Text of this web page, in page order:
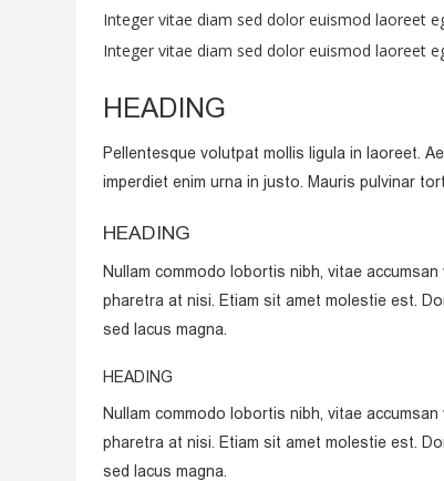
Integer vitae diam sed dolor euismod laoreet
Integer vitae diam sed dolor euismod laoreet
HEADING
Pellentesque volutpat mollis ligula in laoreet.
imperdiet enim urna in justo. Mauris pulvinar
HEADING
Nullam commodo lobortis nibh, vitae
pharetra at nisi. Etiam sit amet molestie est.
sed lacus magna.
HEADING
Nullam commodo lobortis nibh, vitae
pharetra at nisi. Etiam sit amet molestie est.
sed lacus magna.